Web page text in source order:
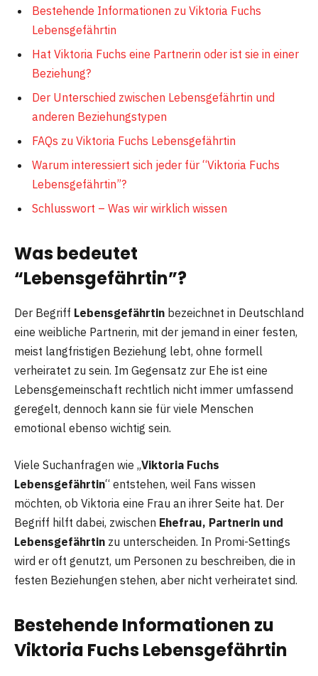
Bestehende Informationen zu Viktoria Fuchs
Lebensgefährtin
Hat Viktoria Fuchs eine Partnerin oder ist sie in einer
Beziehung?
Der Unterschied zwischen Lebensgefährtin und
anderen Beziehungstypen
FAQs zu Viktoria Fuchs Lebensgefährtin
Warum interessiert sich jeder für “Viktoria Fuchs
Lebensgefährtin”?
Schlusswort – Was wir wirklich wissen
Was bedeutet
“Lebensgefährtin”?
Der Begriff Lebensgefährtin bezeichnet in Deutschland
eine weibliche Partnerin, mit der jemand in einer festen,
meist langfristigen Beziehung lebt, ohne formell
verheiratet zu sein. Im Gegensatz zur Ehe ist eine
Lebensgemeinschaft rechtlich nicht immer umfassend
geregelt, dennoch kann sie für viele Menschen
emotional ebenso wichtig sein.
Viele Suchanfragen wie „Viktoria Fuchs
Lebensgefährtin“ entstehen, weil Fans wissen
möchten, ob Viktoria eine Frau an ihrer Seite hat. Der
Begriff hilft dabei, zwischen Ehefrau, Partnerin und
Lebensgefährtin zu unterscheiden. In Promi-Settings
wird er oft genutzt, um Personen zu beschreiben, die in
festen Beziehungen stehen, aber nicht verheiratet sind.
Bestehende Informationen zu
Viktoria Fuchs Lebensgefährtin